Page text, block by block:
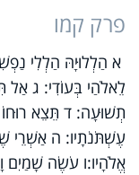
פרק קמו
א הַלְלוּיָהּ הַלְלִי
לֵאלֹהַי בְּעוֹדִי: ג אַל
תְשׁוּעָה: ד תֵּצֵא
עֶשְׁתֹּנֹתָיו: ה אַשְׁרֵי
אֱלֹהָיו:ו עֹשֶׂה